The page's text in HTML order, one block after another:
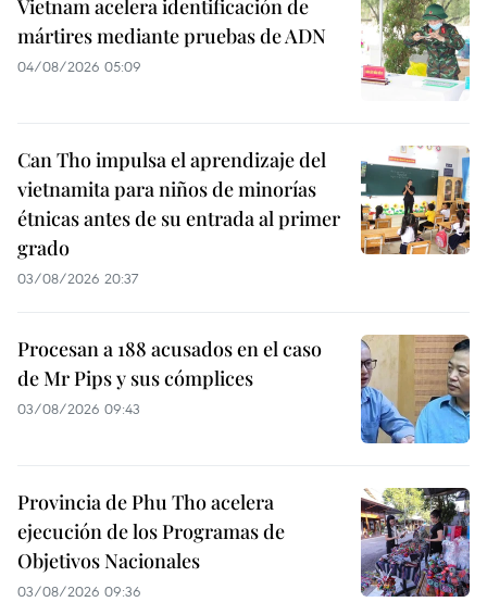
Vietnam acelera identificación de
mártires mediante pruebas de ADN
04/08/2026 05:09
Can Tho impulsa el aprendizaje del
vietnamita para niños de minorías
étnicas antes de su entrada al primer
grado
03/08/2026 20:37
Procesan a 188 acusados en el caso
de Mr Pips y sus cómplices
03/08/2026 09:43
Provincia de Phu Tho acelera
ejecución de los Programas de
Objetivos Nacionales
03/08/2026 09:36